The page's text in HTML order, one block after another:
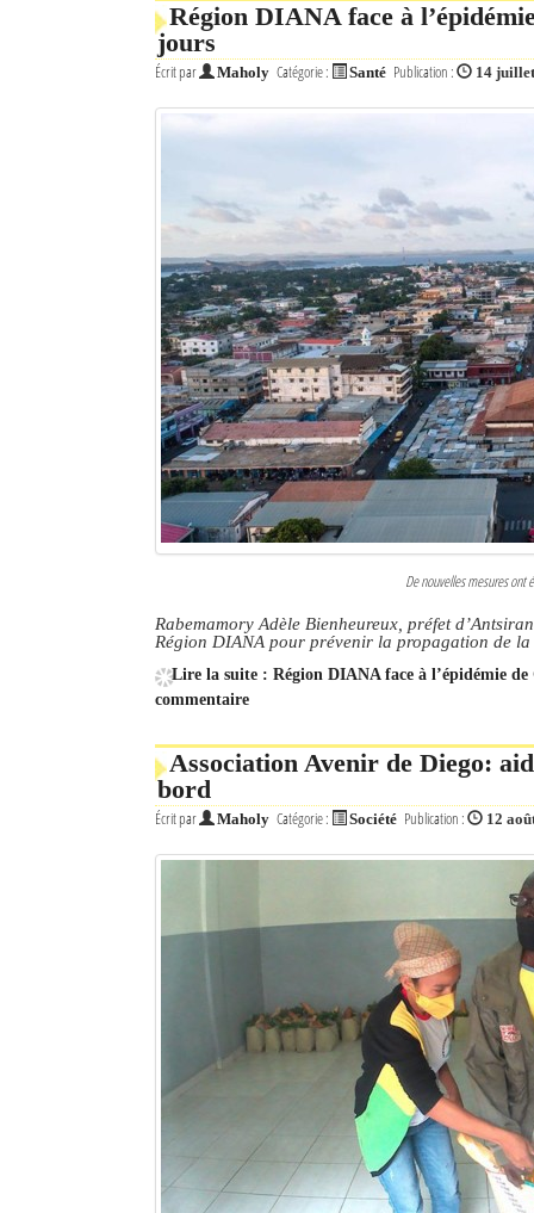
Région DIANA face à
jours
Écrit par Maholy Catégorie : Santé Publication : 14
De nouvelles mesures ont
Rabemamory Adèle Bienheureux, préfet
Région DIANA pour prévenir la propagation de
Lire la suite : Région DIANA face à l’épidémie
commentaire
Association Avenir de Diego:
bord
Écrit par Maholy Catégorie : Société Publication : 12